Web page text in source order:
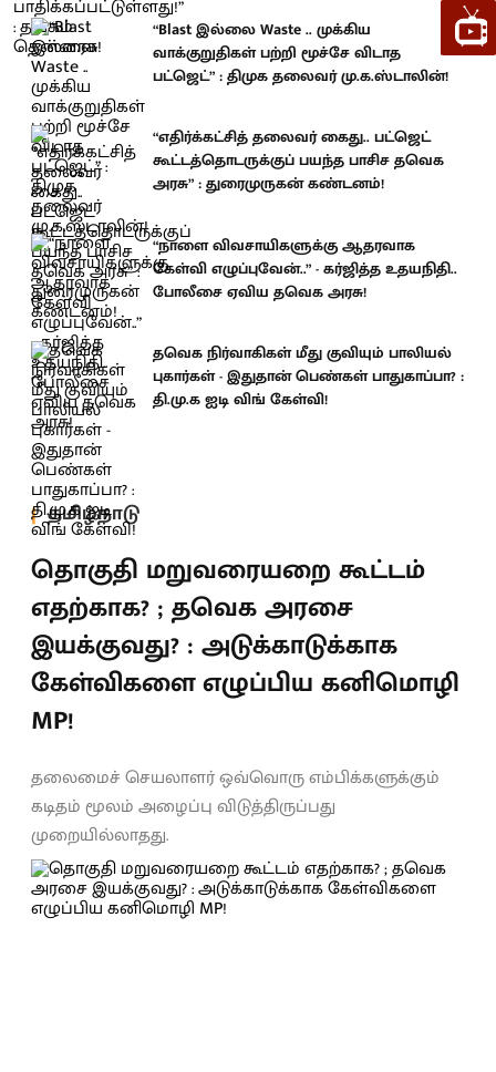
“Blast இல்லை Waste .. முக்கிய
வாக்குறுதிகள் பற்றி மூச்சே விடாத
பட்ஜெட்” : திமுக தலைவர் மு.க.ஸ்டாலின்!
“எதிர்க்கட்சித் தலைவர் கைது.. பட்ஜெட்
கூட்டத்தொடருக்குப் பயந்த பாசிச தவெக
அரசு” : துரைமுருகன் கண்டனம்!
“நாளை விவசாயிகளுக்கு ஆதரவாக
கேள்வி எழுப்புவேன்..” - கர்ஜித்த உதயநிதி..
போலீசை ஏவிய தவெக அரசு!
தவெக நிர்வாகிகள் மீது குவியும் பாலியல்
புகார்கள் - இதுதான் பெண்கள் பாதுகாப்பா? :
தி.மு.க ஐடி விங் கேள்வி!
தமிழ்நாடு
தொகுதி மறுவரையறை கூட்டம்
எதற்காக? ; தவெக அரசை
இயக்குவது? : அடுக்காடுக்காக
கேள்விகளை எழுப்பிய கனிமொழி
MP!
தலைமைச் செயலாளர் ஒவ்வொரு எம்பிக்களுக்கும்
கடிதம் மூலம் அழைப்பு விடுத்திருப்பது
முறையில்லாதது.